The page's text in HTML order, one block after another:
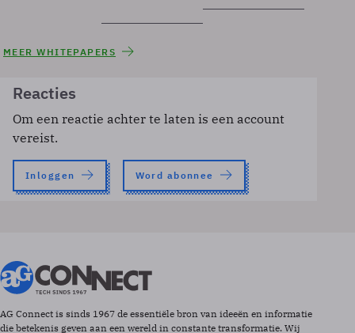
MEER WHITEPAPERS
Reacties
Om een reactie achter te laten is een account
vereist.
Inloggen Word abonnee
AG Connect is sinds 1967 de essentiële bron van ideeën en informatie
die betekenis geven aan een wereld in constante transformatie. Wij